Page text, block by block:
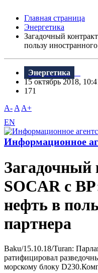
Главная страница
Энергетика
Загадочный
пользу
Энергетика
15 октябрь 2018,
171
A- A A+
EN
Информационное
Загадочный
SOCAR с
нефть в
партнера
Baku/15.10.18/Turan:
ратифицировал
морскому блоку